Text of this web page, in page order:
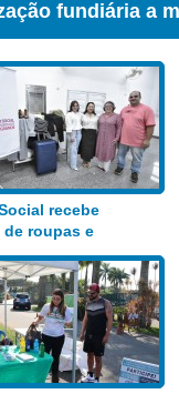
Sensorial
recebe
de roupas e